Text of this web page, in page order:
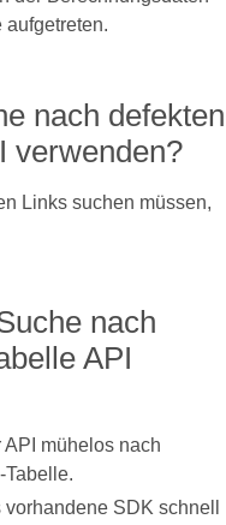
aufgetreten.
nach defekten
verwenden?
Links suchen müssen,
nach
API
mühelos nach
SDK schnell